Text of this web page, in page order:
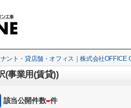
ント・貸店舗・オフィス｜株式会社OFFICE
(事業用(賃貸))
該当公開件数-件